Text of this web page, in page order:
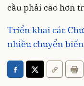
cầu phải cao hơn
Triển khai các
nhiều chuyển